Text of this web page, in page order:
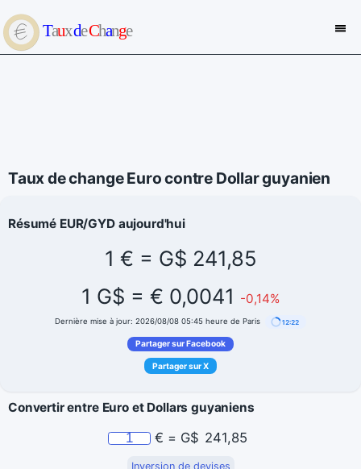
Taux de change Euro contre Dollar guyanien
Résumé EUR/GYD aujourd'hui
1 € = G$ 241,85
1 G$ = € 0,0041 -0,14%
Dernière mise à jour: 2026/08/08 05:45 heure de Paris 12:22
Partager sur Facebook
Partager sur X
Convertir entre Euro et Dollars guyaniens
€ = G$ 241,85
Inversion de devises